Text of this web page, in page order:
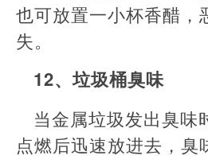
也可放置一小杯香醋，
失。
12、垃圾桶臭味
当金属垃圾发出臭味
点燃后迅速放进去，臭